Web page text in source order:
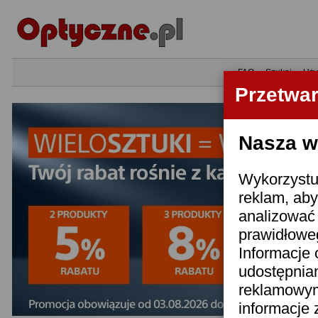
Nasza
reklam,
Informacje
informacje
•FAQ•Szukaj•